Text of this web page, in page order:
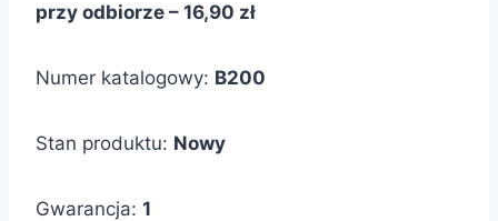
przy odbiorze – 16,90 zł
Numer katalogowy: B200
Stan produktu: Nowy
Gwarancja: 1